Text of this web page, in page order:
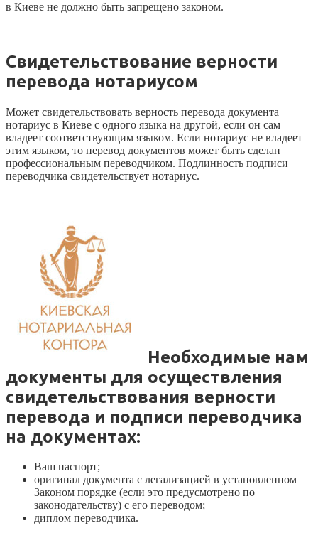
в Киеве не должно быть запрещено законом.
Свидетельствование верности
перевода нотариусом
Может свидетельствовать верность перевода документа
нотариус в Киеве с одного языка на другой, если он сам
владеет соответствующим языком. Если нотариус не владеет
этим языком, то перевод документов может быть сделан
профессиональным переводчиком. Подлинность подписи
переводчика свидетельствует нотариус.
Необходимые нам
документы для осуществления
свидетельствования верности
перевода и подписи переводчика
на документах:
Ваш паспорт;
оригинал документа с легализацией в установленном
Законом порядке (если это предусмотрено по
законодательству) с его переводом;
диплом переводчика.